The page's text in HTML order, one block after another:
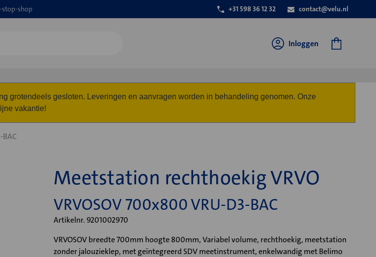
stop-shop +31 598 36 12 32 contact@velu.nl
Inloggen
grotendeels gesloten. Leveringen en aanvragen worden in behandeling genomen. Onze
vakantie!
BAC
Meetstation rechthoekig VRVO
VRVOSOV 700x800 VRU-D3-BAC
Artikelnr. 9201002970
VRVOSOV breedte 700mm hoogte 800mm, Variabel volume, rechthoekig, meetstation
zonder jalouzieklep, met geïntegreerd SDV meetinstrument, enkelwandig met Belimo